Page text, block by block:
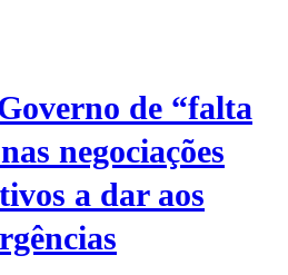
de “falta
negociações
a dar aos